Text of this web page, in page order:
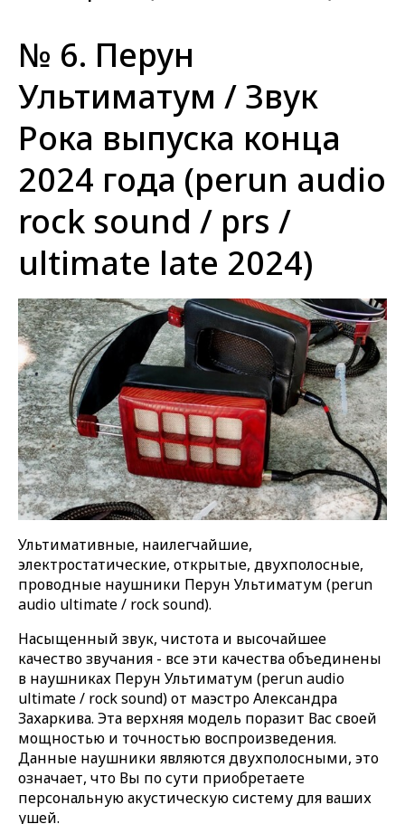
№ 6. Перун
Ультиматум / Звук
Рока выпуска конца
2024 года (perun audio
rock sound / prs /
ultimate late 2024)
Ультимативные, наилегчайшие,
электростатические, открытые, двухполосные,
проводные наушники Перун Ультиматум (perun
audio ultimate / rock sound).
Насыщенный звук, чистота и высочайшее
качество звучания - все эти качества объединены
в наушниках Перун Ультиматум (perun audio
ultimate / rock sound) от маэстро Александра
Захаркива. Эта верхняя модель поразит Вас своей
мощностью и точностью воспроизведения.
Данные наушники являются двухполосными, это
означает, что Вы по сути приобретаете
персональную акустическую систему для ваших
ушей.